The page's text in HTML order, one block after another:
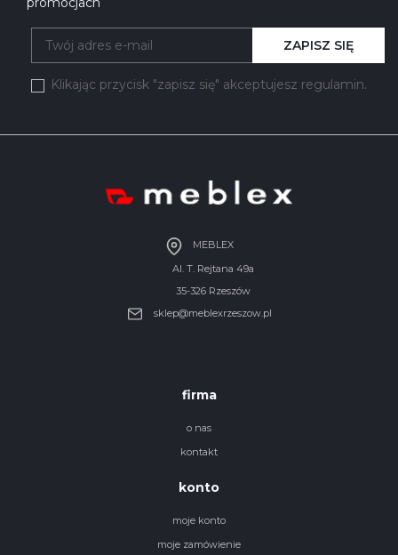
Klikając przycisk "zapisz się" akceptujesz regulamin.
ZAPISZ SIĘ
MEBLEX
Al. T. Rejtana 49a
35-326 Rzeszów
sklep@meblexrzeszow.pl
firma
o nas
kontakt
konto
moje konto
moje zamówienie